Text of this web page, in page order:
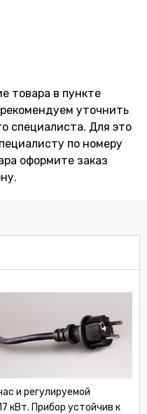
товара в пункте
уточнить
специалиста. Для это
по номеру
оформите заказ
и регулируемой
кВт. Прибор устойчив к